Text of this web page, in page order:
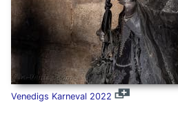
Venedigs Karneval 2022